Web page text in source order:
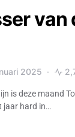
van
2025
is deze maand
jaar hard in…